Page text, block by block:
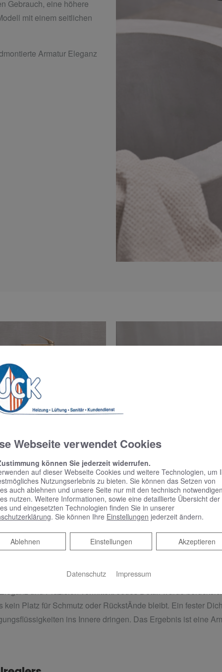
Gebrauch, eine höhere
mit einem seitlichen
Armatur Eleganz
Waschtischarmaturen wird durch Kontraste bestimmt.
Armatur anderswo überraschen können. Das solide
und Präzision vermittelt. Jedes Detail wurde
Platz für Schmutz oder RückstÄnde bleibt. Ein fester
ins Innere dringen. Das Ergebnis ist eine
Webseite verwendet Cookies
können Sie jederzeit widerrufen.
auf dieser Webseite Cookies und weitere Technologien, um
Nutzungserlebnis zu bieten. Sie können das Setzen von
auch ablehnen und unsere Seite nur mit den technisch notwendigen
nutzen. Weitere Informationen, sowie eine detaillierte Übersicht der
und eingesetzten Technologien finden Sie in unserer
. Sie können Ihre Einstellungen jederzeit ändern.
Akzeptieren
Einstellungen
Ablehnen
Ablehnen
Datenschutz Impressum